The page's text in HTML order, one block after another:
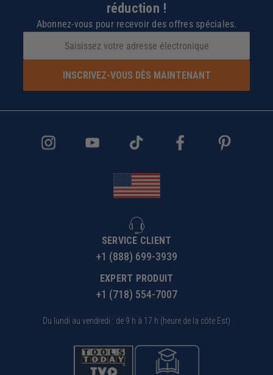
réduction !
Abonnez-vous pour recevoir des offres spéciales.
INSCRIVEZ-VOUS DÈS MAINTENANT
SERVICE CLIENT
+1 (888) 699-3939
EXPERT PRODUIT
+1 (718) 554-7007
Du lundi au vendredi : de 9 h à 17 h (heure de la côte Est)